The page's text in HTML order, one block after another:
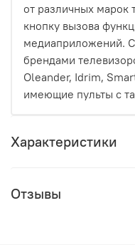
от различных марок
кнопку вызова
медиаприложений.
брендами
Oleander, Idrim,
имеющие пульты с
Характеристики
Отзывы